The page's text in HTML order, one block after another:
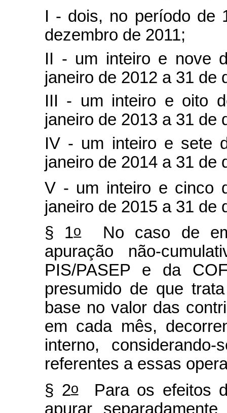
I - dois, no período de
dezembro de 2011;
II - um inteiro e nove
janeiro de 2012 a 31 de
III - um inteiro e oito
janeiro de 2013 a 31 de
IV - um inteiro e sete
janeiro de 2014 a 31 de
V - um inteiro e cinco
janeiro de 2015 a 31 de
§ 1oNo caso de
apuração não-
PIS/PASEP e da
presumido de que
base no valor das
em cada mês,
interno,
referentes a essas
§ 2oPara os efeitos
apurar